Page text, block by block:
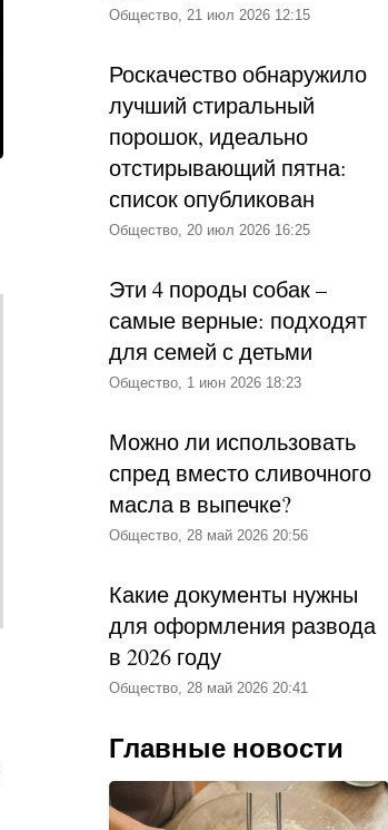
Общество, 21 июл 2026 12:15
Роскачество обнаружило
лучший стиральный
порошок, идеально
отстирывающий пятна:
список опубликован
Общество, 20 июл 2026 16:25
Эти 4 породы собак –
самые верные: подходят
для семей с детьми
Общество, 1 июн 2026 18:23
Можно ли использовать
спред вместо сливочного
масла в выпечке?
Общество, 28 май 2026 20:56
Какие документы нужны
для оформления развода
в 2026 году
Общество, 28 май 2026 20:41
Главные новости